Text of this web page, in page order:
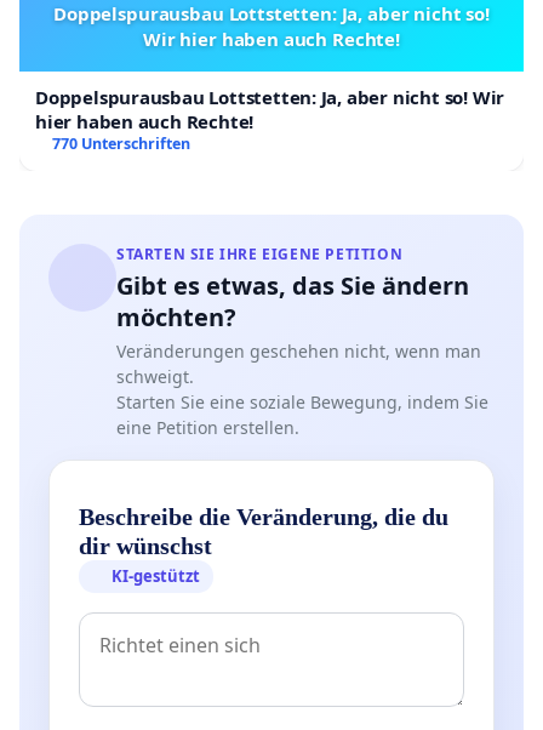
Doppelspurausbau Lottstetten: Ja, aber nicht so!
Wir hier haben auch Rechte!
Doppelspurausbau Lottstetten: Ja, aber nicht so! Wir
hier haben auch Rechte!
770 Unterschriften
STARTEN SIE IHRE EIGENE PETITION
Gibt es etwas, das Sie ändern
möchten?
Veränderungen geschehen nicht, wenn man
schweigt.
Starten Sie eine soziale Bewegung, indem Sie
eine Petition erstellen.
Beschreibe die Veränderung, die du
dir wünschst
KI-gestützt